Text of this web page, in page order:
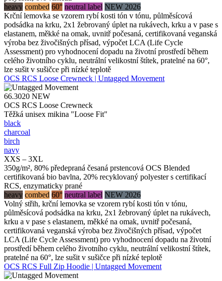
heavy combed 60° neutral label NEW 2026
Krční lemovka se vzorem rybí kosti tón v tónu, půlměsícová
podsádka na krku, 2x1 žebrovaný úplet na rukávech, krku a v pase s
elastanem, měkké na omak, uvnitř počesaná, certifikovaná veganská
výroba bez živočišných přísad, výpočet LCA (Life Cycle
Assessment) pro vyhodnocení dopadu na životní prostředí během
celého životního cyklu, neutrální velikostní štítek, pratelné na 60°,
lze sušit v sušičce při nízké teplotě
OCS RCS Loose Crewneck | Untagged Movement
66.3020 NEW
OCS RCS Loose Crewneck
Těžká unisex mikina "Loose Fit"
black
charcoal
birch
navy
XXS – 3XL
350g/m², 80% předepraná česaná prstencová OCS Blended
certifikovaná bio bavlna, 20% recyklovaný polyester s certifikací
RCS, enzymaticky prané
heavy combed 60° neutral label NEW 2026
Volný střih, krční lemovka se vzorem rybí kosti tón v tónu,
půlměsícová podsádka na krku, 2x1 žebrovaný úplet na rukávech,
krku a v pase s elastanem, měkké na omak, uvnitř počesaná,
certifikovaná veganská výroba bez živočišných přísad, výpočet
LCA (Life Cycle Assessment) pro vyhodnocení dopadu na životní
prostředí během celého životního cyklu, neutrální velikostní štítek,
pratelné na 60°, lze sušit v sušičce při nízké teplotě
OCS RCS Full Zip Hoodie | Untagged Movement